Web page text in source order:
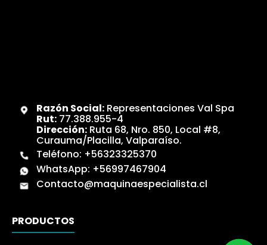
Razón Social:Representaciones Val Spa
Rut:77.388.955-4
Dirección:Ruta 68, Nro. 850, Local #8,
Curauma/Placilla, Valparaíso.
Teléfono: +56323325370
WhatsApp: +56997467904
Contacto@maquinaespecialista.cl
PRODUCTOS